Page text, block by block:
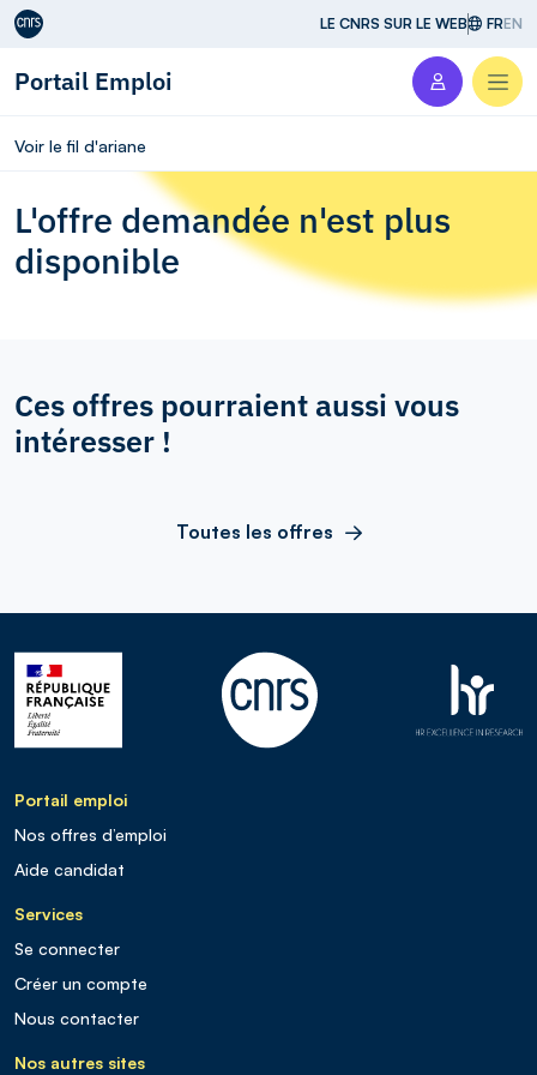
Aller au contenu LE CNRS SUR LE WEB FREN
Portail Emploi
Voir le fil d'ariane
L'offre demandée n'est plus
disponible
Ces offres pourraient aussi vous
intéresser !
Toutes les offres
Portail emploi
Nos offres d’emploi
Aide candidat
Services
Se connecter
Créer un compte
Nous contacter
Nos autres sites